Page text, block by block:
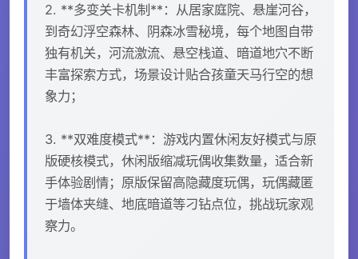
2. **多变关卡机制**：从居家庭院、悬崖河谷，
到奇幻浮空森林、阴森冰雪秘境，每个地图自带
独有机关，河流激流、悬空栈道、暗道地穴不断
丰富探索方式，场景设计贴合孩童天马行空的想
象力；
3. **双难度模式**：游戏内置休闲友好模式与原
版硬核模式，休闲版缩减玩偶收集数量，适合新
手体验剧情；原版保留高隐藏度玩偶，玩偶藏匿
于墙体夹缝、地底暗道等刁钻点位，挑战玩家观
察力。